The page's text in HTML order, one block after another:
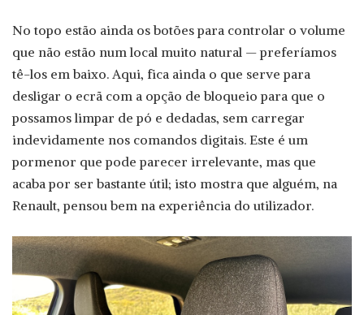
No topo estão ainda os botões para controlar o volume
que não estão num local muito natural — preferíamos
tê-los em baixo. Aqui, fica ainda o que serve para
desligar o ecrã com a opção de bloqueio para que o
possamos limpar de pó e dedadas, sem carregar
indevidamente nos comandos digitais. Este é um
pormenor que pode parecer irrelevante, mas que
acaba por ser bastante útil; isto mostra que alguém, na
Renault, pensou bem na experiência do utilizador.